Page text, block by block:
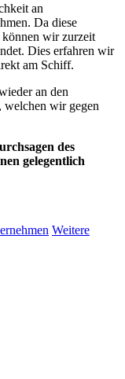
an
Da diese
wir zurzeit
Dies erfahren wir
am Schiff.
an den
welchen wir gegen
des
gelegentlich
Weitere